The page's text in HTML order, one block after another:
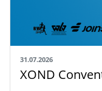
31.07.2026